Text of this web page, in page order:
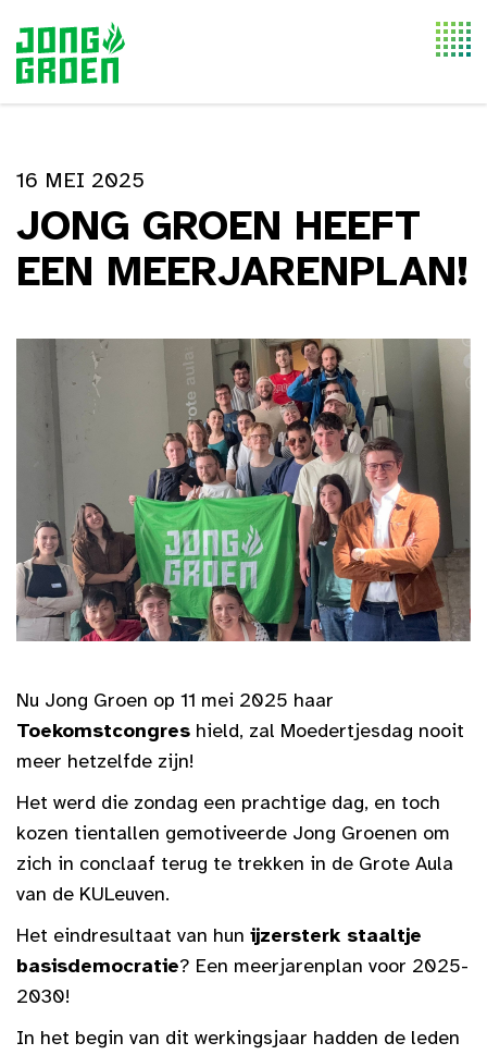
16 MEI 2025
JONG GROEN HEEFT
EEN MEERJARENPLAN!
Nu Jong Groen op 11 mei 2025 haar
Toekomstcongres hield, zal Moedertjesdag nooit
meer hetzelfde zijn!
Het werd die zondag een prachtige dag, en toch
kozen tientallen gemotiveerde Jong Groenen om
zich in conclaaf terug te trekken in de Grote Aula
van de KULeuven.
Het eindresultaat van hun ijzersterk staaltje
basisdemocratie? Een meerjarenplan voor 2025-
2030!
In het begin van dit werkingsjaar hadden de leden